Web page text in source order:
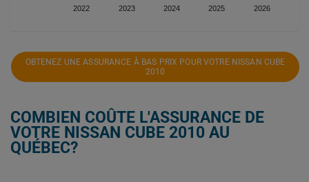
2022 2023 2024 2025 2026
OBTENEZ UNE ASSURANCE À BAS PRIX POUR VOTRE NISSAN CUBE
2010
COMBIEN COÛTE L'ASSURANCE DE
VOTRE NISSAN CUBE 2010 AU
QUÉBEC?